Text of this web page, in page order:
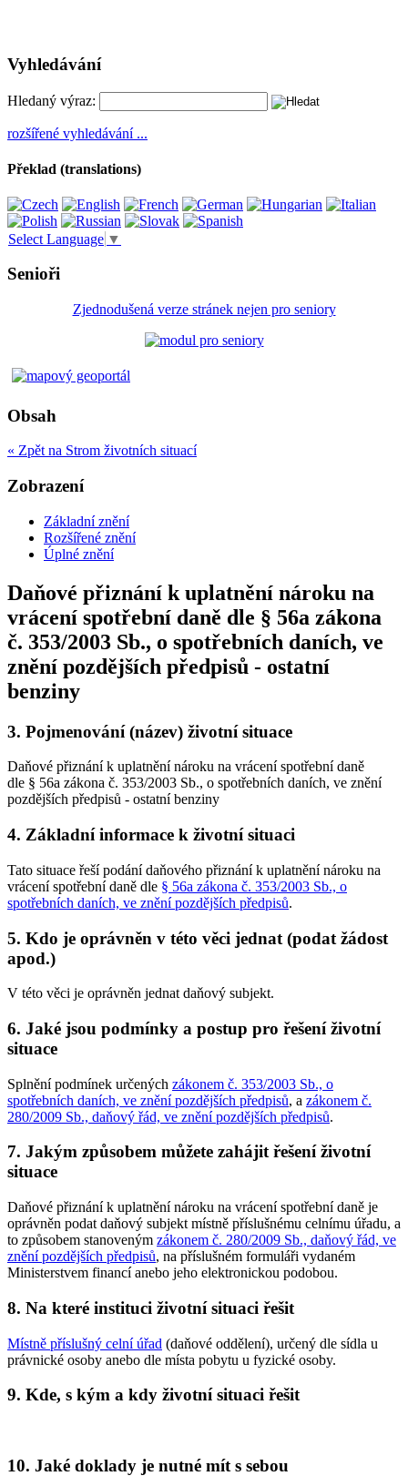
Vyhledávání
Hledaný výraz:
rozšířené vyhledávání ...
Překlad (translations)
Select Language ▼
Senioři
Zjednodušená verze stránek nejen pro seniory
Obsah
« Zpět na Strom životních situací
Zobrazení
Základní znění
Rozšířené znění
Úplné znění
Daňové přiznání k uplatnění nároku na
vrácení spotřební daně dle § 56a zákona
č. 353/2003 Sb., o spotřebních daních, ve
znění pozdějších předpisů - ostatní
benziny
3. Pojmenování (název) životní situace
Daňové přiznání k uplatnění nároku na vrácení spotřební daně
dle § 56a zákona č. 353/2003 Sb., o spotřebních daních, ve znění
pozdějších předpisů - ostatní benziny
4. Základní informace k životní situaci
Tato situace řeší podání daňového přiznání k uplatnění nároku na
vrácení spotřební daně dle § 56a zákona č. 353/2003 Sb., o
spotřebních daních, ve znění pozdějších předpisů.
5. Kdo je oprávněn v této věci jednat (podat žádost
apod.)
V této věci je oprávněn jednat daňový subjekt.
6. Jaké jsou podmínky a postup pro řešení životní
situace
Splnění podmínek určených zákonem č. 353/2003 Sb., o
spotřebních daních, ve znění pozdějších předpisů, a zákonem č.
280/2009 Sb., daňový řád, ve znění pozdějších předpisů.
7. Jakým způsobem můžete zahájit řešení životní
situace
Daňové přiznání k uplatnění nároku na vrácení spotřební daně je
oprávněn podat daňový subjekt místně příslušnému celnímu úřadu, a
to způsobem stanoveným zákonem č. 280/2009 Sb., daňový řád, ve
znění pozdějších předpisů, na příslušném formuláři vydaném
Ministerstvem financí anebo jeho elektronickou podobou.
8. Na které instituci životní situaci řešit
Místně příslušný celní úřad (daňové oddělení), určený dle sídla u
právnické osoby anebo dle místa pobytu u fyzické osoby.
9. Kde, s kým a kdy životní situaci řešit
10. Jaké doklady je nutné mít s sebou